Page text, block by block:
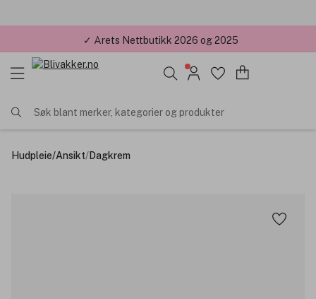
✓ Årets Nettbutikk 2026 og 2025
Søk blant merker, kategorier og produkter
Hudpleie/Ansikt/Dagkrem